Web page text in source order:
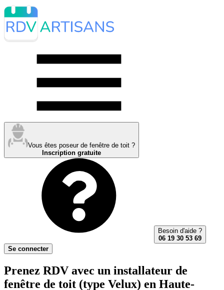
Vous êtes poseur de fenêtre de toit ?
Inscription gratuite
Besoin d'aide ?
06 19 30 53 69
Se connecter
Prenez RDV avec un installateur de
fenêtre de toit (type Velux) en Haute-